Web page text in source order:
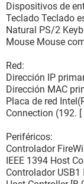
Dispositivos de
Teclado Teclado
Natural PS/2
Mouse Mouse
Red:
Dirección IP
Dirección MAC
Placa de red
Connection (192. [
Periféricos:
Controlador
IEEE 1394 Host
Controlador USB1